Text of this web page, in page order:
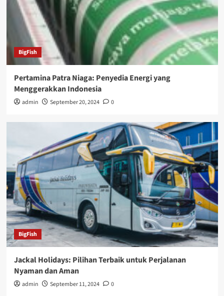
BigFish
Pertamina Patra Niaga: Penyedia Energi yang
Menggerakkan Indonesia
admin September 20, 2024 0
BigFish
Jackal Holidays: Pilihan Terbaik untuk Perjalanan
Nyaman dan Aman
admin September 11, 2024 0